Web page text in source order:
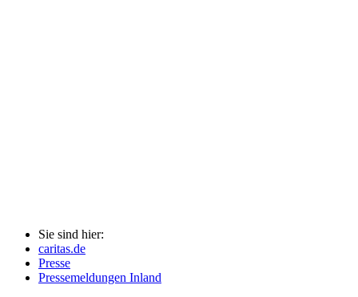
Sie sind hier:
caritas.de
Presse
Pressemeldungen Inland